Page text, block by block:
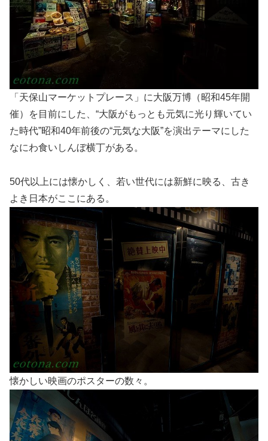
「天保山マーケットプレース」に大阪万博（昭和45年開
催）を目前にした、“大阪がもっとも元気に光り輝いてい
た時代”昭和40年前後の“元気な大阪”を演出テーマにした
なにわ食いしんぼ横丁がある。
50代以上には懐かしく、若い世代には新鮮に映る、古き
よき日本がここにある。
懐かしい映画のポスターの数々。